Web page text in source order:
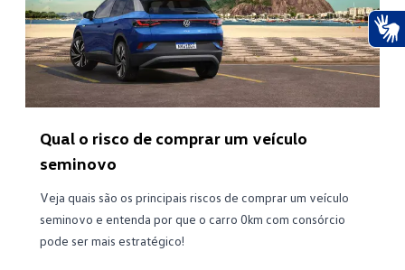
Qual o risco de comprar um veículo
seminovo
Veja quais são os principais riscos de comprar um veículo
seminovo e entenda por que o carro 0km com consórcio
pode ser mais estratégico!